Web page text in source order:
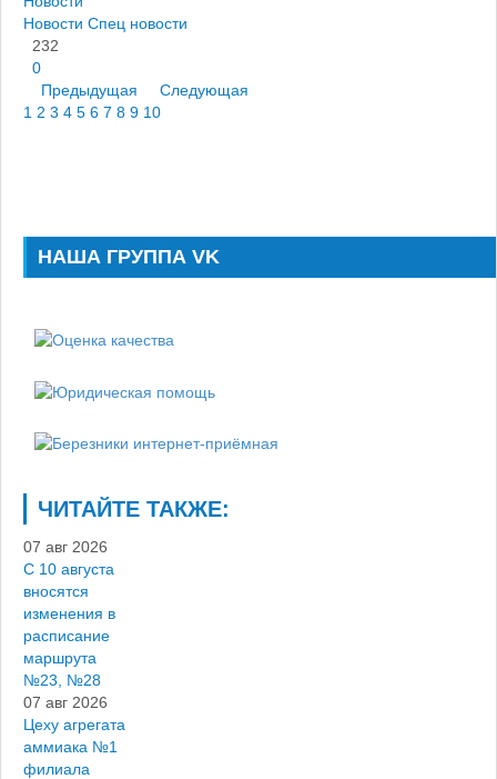
Новости Спец новости
232
0
Предыдущая
Следующая
1 2 3 4 5 6 7 8 9 10
НАША ГРУППА VK
ЧИТАЙТЕ ТАКЖЕ:
07 авг 2026
С 10 августа
вносятся
изменения в
расписание
маршрута
№23, №28
07 авг 2026
Цеху агрегата
аммиака №1
филиала